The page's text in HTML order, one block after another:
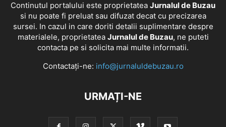
Continutul portalului este proprietatea Jurnalul de Buzau
si nu poate fi preluat sau difuzat decat cu precizarea
sursei. In cazul in care doriti detalii suplimentare despre
materialele, proprietatea Jurnalul de Buzau, ne puteti
contacta pe si solicita mai multe informatii.
Contactați-ne: info@jurnaluldebuzau.ro
URMAȚI-NE